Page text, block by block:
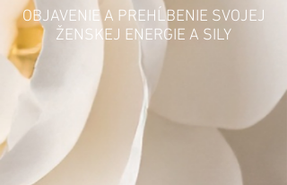
OBJAVENIE A PREHĹBENIE SVOJEJ
ŽENSKEJ ENERGIE A SILY